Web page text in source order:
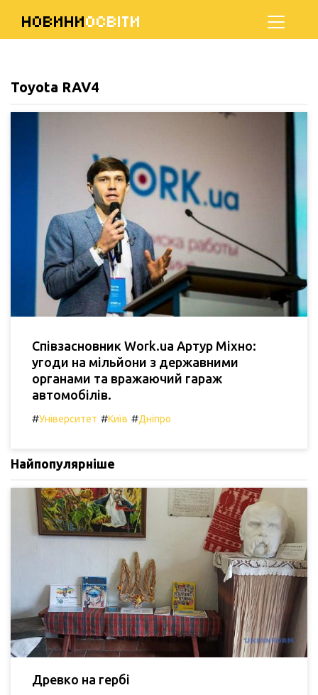
НОВИНИОСВІТИ
Toyota RAV4
Співзасновник Work.ua Артур Міхно:
угоди на мільйони з державними
органами та вражаючий гараж
автомобілів.
#Університет #Київ #Дніпро
Найпопулярніше
Древко на гербі